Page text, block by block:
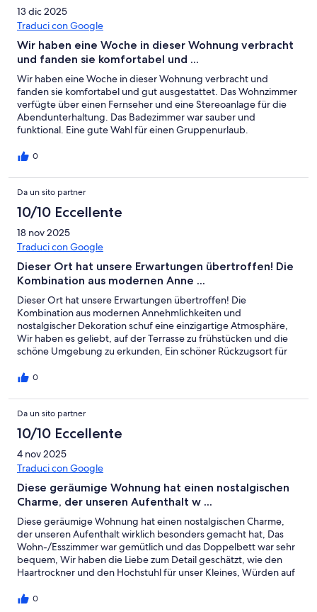
13 dic 2025
Traduci con Google
Wir haben eine Woche in dieser Wohnung verbracht
und fanden sie komfortabel und ...
Wir haben eine Woche in dieser Wohnung verbracht und
fanden sie komfortabel und gut ausgestattet. Das Wohnzimmer
verfügte über einen Fernseher und eine Stereoanlage für die
Abendunterhaltung. Das Badezimmer war sauber und
funktional. Eine gute Wahl für einen Gruppenurlaub.
0
Da un sito partner
10/10 Eccellente
18 nov 2025
Traduci con Google
Dieser Ort hat unsere Erwartungen übertroffen! Die
Kombination aus modernen Anne ...
Dieser Ort hat unsere Erwartungen übertroffen! Die
Kombination aus modernen Annehmlichkeiten und
nostalgischer Dekoration schuf eine einzigartige Atmosphäre,
Wir haben es geliebt, auf der Terrasse zu frühstücken und die
schöne Umgebung zu erkunden, Ein schöner Rückzugsort für
0
Da un sito partner
10/10 Eccellente
4 nov 2025
Traduci con Google
Diese geräumige Wohnung hat einen nostalgischen
Charme, der unseren Aufenthalt w ...
Diese geräumige Wohnung hat einen nostalgischen Charme,
der unseren Aufenthalt wirklich besonders gemacht hat, Das
Wohn-/Esszimmer war gemütlich und das Doppelbett war sehr
bequem, Wir haben die Liebe zum Detail geschätzt, wie den
Haartrockner und den Hochstuhl für unser Kleines, Würden auf
0